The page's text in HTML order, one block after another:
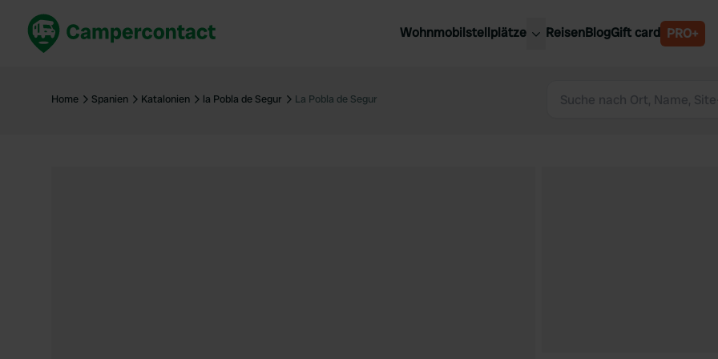
Wohnmobilstellplätze
Deutschland
Deutschland
Luxemburg
ReisenBlogGift card PRO+
Home Spanien Katalonien la Pobla de Segur La Pobla de Segur